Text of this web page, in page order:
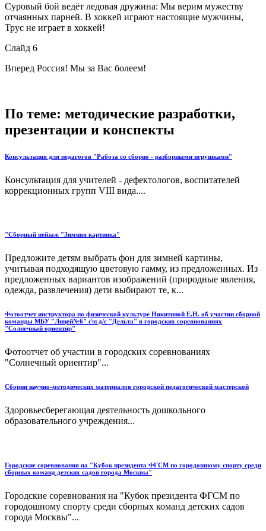
Суровый бой ведёт ледовая дружина: Мы верим мужеству
отчаянных парней. В хоккей играют настоящие мужчины,
Трус не играет в хоккей!
Слайд 6
Вперед Россия! Мы за Вас болеем!
По теме: методические разработки,
презентации и конспекты
Консультация для педагогов "Работа со сборно - разборными игрушками"
Консультация для учителей - дефектологов, воспитателей
коррекционных групп VIII вида....
"Сборный пейзаж "Зимняя картинка"
Предложите детям выбрать фон для зимней картины,
учитывая подходящую цветовую гамму, из предложенных. Из
предложенных вариантов изображений (природные явления,
одежда, развлечения) дети выбирают те, к...
Фотоотчет инструктора по физической культуре Никитиной Е.Н. об участии сборной
команды МБУ "Лицей№6" с\п д/с "Дельта" в городских соревнованиях
"Солнечный ориентир"
Фотоотчет об участии в городских соревнованиях
"Солнечный ориентир"...
Сборни научно-методических материалов городской педагогической мастерской
Здоровьесберегающая деятельность дошкольного
образовательного учреждения...
Городские соревнования на "Кубок президента ФГСМ по городошному спорту среди
сборных команд детских садов города Москвы"
Городские соревнования на "Кубок президента ФГСМ по
городошному спорту среди сборных команд детских садов
города Москвы"...